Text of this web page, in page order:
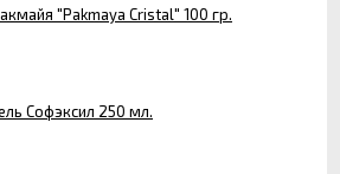
"Pakmaya Cristal" 100 гр.
Софэксил 250 мл.